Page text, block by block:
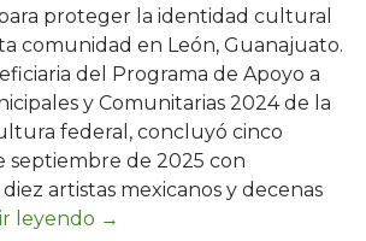
proteger la identidad cultural
comunidad en León, Guanajuato.
del Programa de Apoyo a
y Comunitarias 2024 de la
federal, concluyó cinco
septiembre de 2025 con
artistas mexicanos y decenas